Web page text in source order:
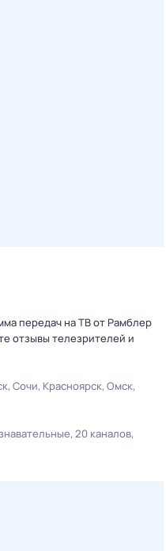
передач на ТВ от Рамблер
отзывы телезрителей и
Сочи Красноярск Омск
20 каналов